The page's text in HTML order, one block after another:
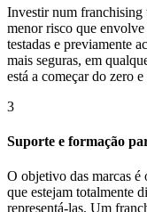
Investir num franchising
menor risco que
testadas e previamente
mais seguras, em
está a começar do zero
3
Suporte e formação
O objetivo das marcas é
que estejam totalmente
representá-las. Um